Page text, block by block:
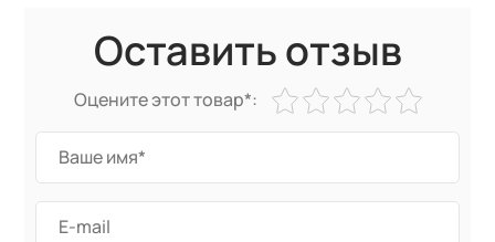
Оставить отзыв
Оцените этот товар*: